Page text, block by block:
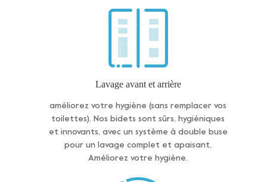
Lavage avant et arrière
améliorez votre hygiène (sans remplacer vos
toilettes). Nos bidets sont sûrs, hygiéniques
et innovants, avec un système à double buse
pour un lavage complet et apaisant.
Améliorez votre hygiène.